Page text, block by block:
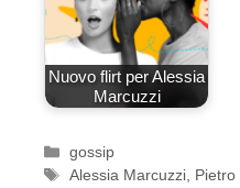
Nuovo flirt per Alessia
Marcuzzi
Categorie
gossip
Tag
Alessia Marcuzzi, Pietro